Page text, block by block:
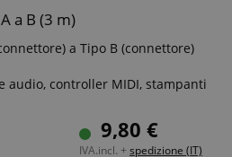
a B (3 m)
a Tipo B (connettore)
audio, controller MIDI, stampanti
di qualità per un uso duraturo
9,80 €
IVA.incl. + spedizione (IT)